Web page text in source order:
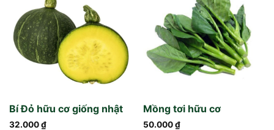
Bí Đỏ hữu cơ giống nhật
32.000₫
Mồng tơi hữu cơ
50.000₫